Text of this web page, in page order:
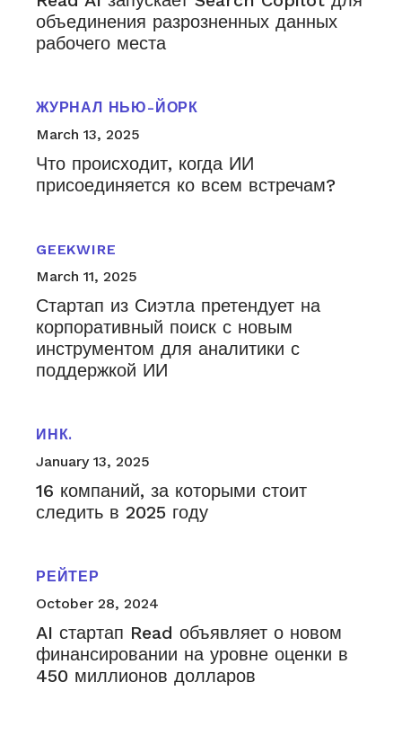
объединения разрозненных данных
рабочего места
ЖУРНАЛ НЬЮ-ЙОРК
March 13, 2025
Что происходит, когда ИИ
присоединяется ко всем встречам?
GEEKWIRE
March 11, 2025
Стартап из Сиэтла претендует на
корпоративный поиск с новым
инструментом для аналитики с
поддержкой ИИ
ИНК.
January 13, 2025
16 компаний, за которыми стоит
следить в 2025 году
РЕЙТЕР
October 28, 2024
AI стартап Read объявляет о новом
финансировании на уровне оценки в
450 миллионов долларов